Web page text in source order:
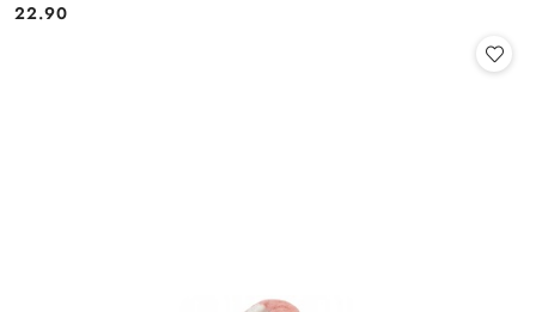
Cena:
22.90